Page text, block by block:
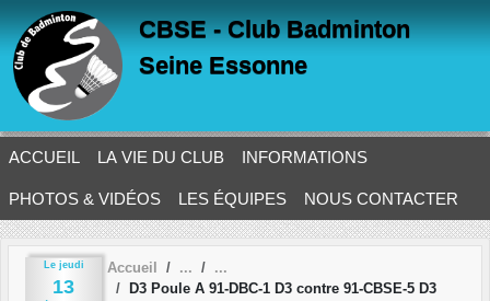
CBSE - Club Badminton
Seine Essonne
ACCUEIL LA VIE DU CLUB INFORMATIONS
PHOTOS & VIDÉOS LES ÉQUIPES NOUS CONTACTER
Le jeudi
13
Accueil
D3 Poule A 91-DBC-1 D3 contre 91-CBSE-5 D3
Panneau de gestion des cookies